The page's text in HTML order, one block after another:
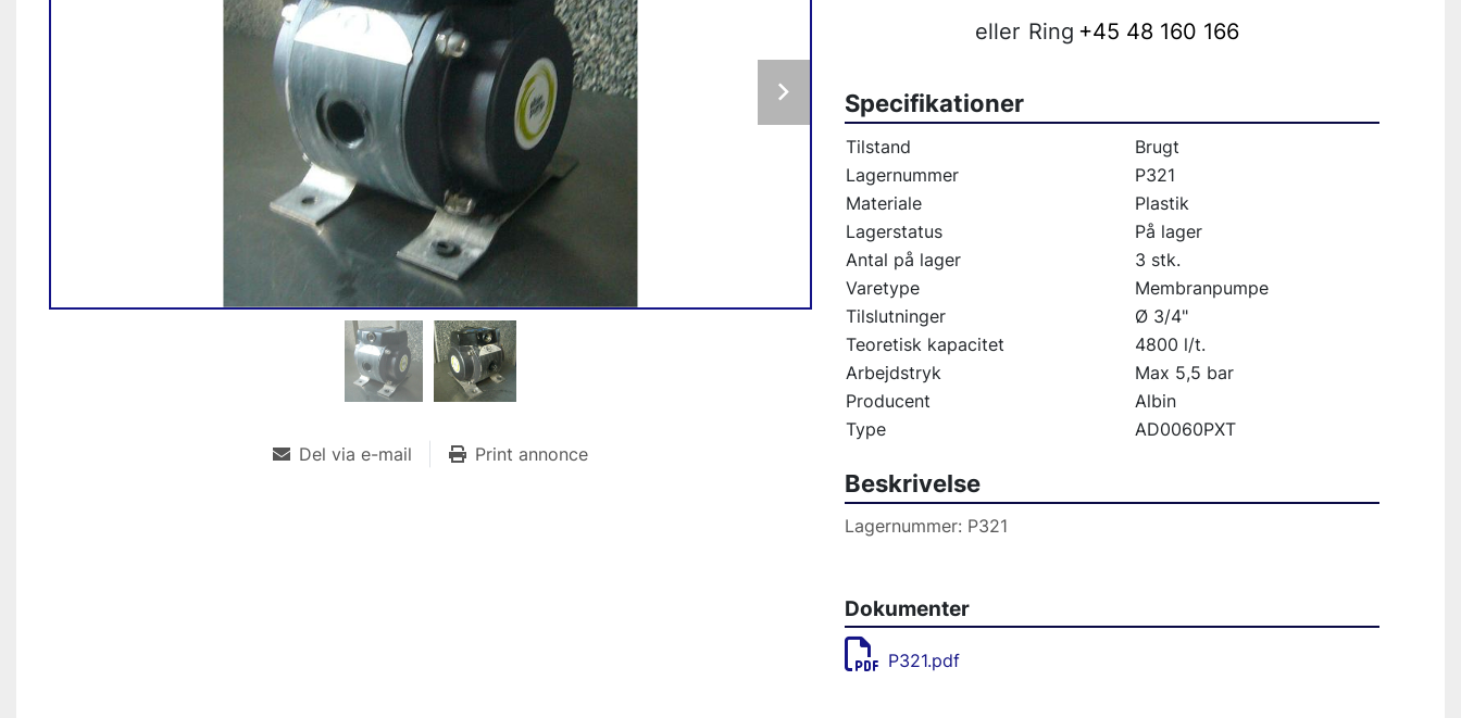
eller Ring +45 48 160 166
Del via e-mail Print annonce
Specifikationer
Tilstand
Brugt
Lagernummer
P321
Materiale
Plastik
Lagerstatus
På lager
Antal på lager
3 stk.
Varetype
Membranpumpe
Tilslutninger
Ø 3/4"
Teoretisk kapacitet
4800 l/t.
Arbejdstryk
Max 5,5 bar
Producent
Albin
Type
AD0060PXT
Beskrivelse
Lagernummer: P321
Dokumenter
P321.pdf